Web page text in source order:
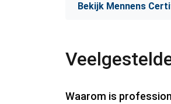
Bekijk Mennens
Waarom is